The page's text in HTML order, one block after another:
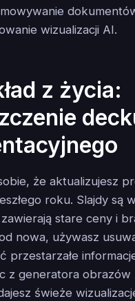
wizualizacji AI.
z życia:
że aktualizujesz
roku. Slajdy są
stare ceny i
nowa, używasz
przestarzałe
z generatora obrazów
świeże